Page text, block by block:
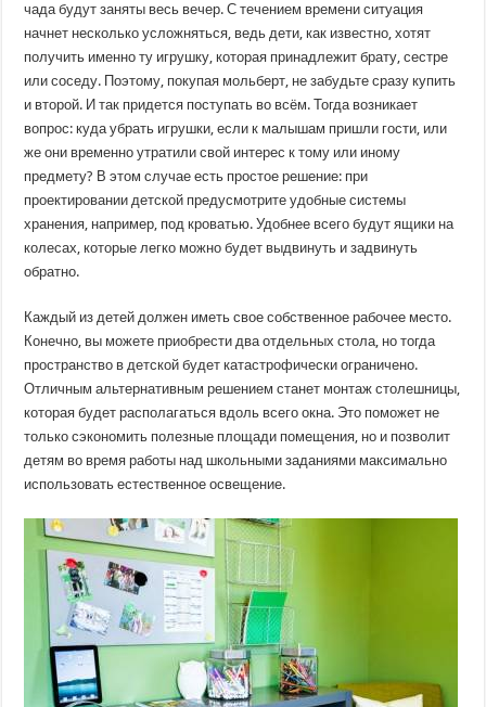
чада будут заняты весь вечер. С течением времени ситуация
начнет несколько усложняться, ведь дети, как известно, хотят
получить именно ту игрушку, которая принадлежит брату, сестре
или соседу. Поэтому, покупая мольберт, не забудьте сразу купить
и второй. И так придется поступать во всём. Тогда возникает
вопрос: куда убрать игрушки, если к малышам пришли гости, или
же они временно утратили свой интерес к тому или иному
предмету? В этом случае есть простое решение: при
проектировании детской предусмотрите удобные системы
хранения, например, под кроватью. Удобнее всего будут ящики на
колесах, которые легко можно будет выдвинуть и задвинуть
обратно.
Каждый из детей должен иметь свое собственное рабочее место.
Конечно, вы можете приобрести два отдельных стола, но тогда
пространство в детской будет катастрофически ограничено.
Отличным альтернативным решением станет монтаж столешницы,
которая будет располагаться вдоль всего окна. Это поможет не
только сэкономить полезные площади помещения, но и позволит
детям во время работы над школьными заданиями максимально
использовать естественное освещение.